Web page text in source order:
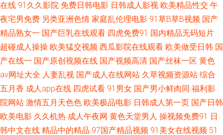
123区 久草资源在线视频 欧美性爱com 亚洲AV久久蜜芽 A香蕉成人大片 久
久艹手机在线 日韩A片性爱网站 波多野快播 久色成人网 亚洲欧洲另类 白丝
白虎91中出 九一黄色免费网站 日本91网站入口 51福利社在线 免费版91网
页 探花精品系列 自拍超碰在线3 97伊人豆花 超碰在线观看97 国产干逼视频
在线 91久久影院 免费日韩电影 日韩成人影视 欧美精品性交 午
夜宅男免费 另类亚洲色情 家庭乱伦理电影 91草B草B视频 国产
精品熟女一 国产巨乳在线观看 四虎免费91 国内精品无码短片
超碰成人操操 欧美猛交视频 西瓜影院在线观看 欧美做受日韩 国
产在线一 国产原创视频在线 国产视频高清 国产丝袜一区 黄色
av网址大全 人妻乱视 国产成人在线网站 久草视频资源站 综合
五月香 成人app在线 四虎试看 91男女 国产男小鲜肉同 福利影
院网站 激情五月天色色 欧美极品电影 日韩成人第一页 国产日韩
欧美电影 久久机热 成人午夜网 黄色天堂男人 操视频免费91 日
韩中文在线 精品中的精品 97国产精品视频 91美女在线视频 51